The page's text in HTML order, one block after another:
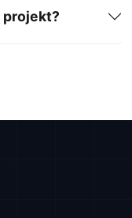
projekt?